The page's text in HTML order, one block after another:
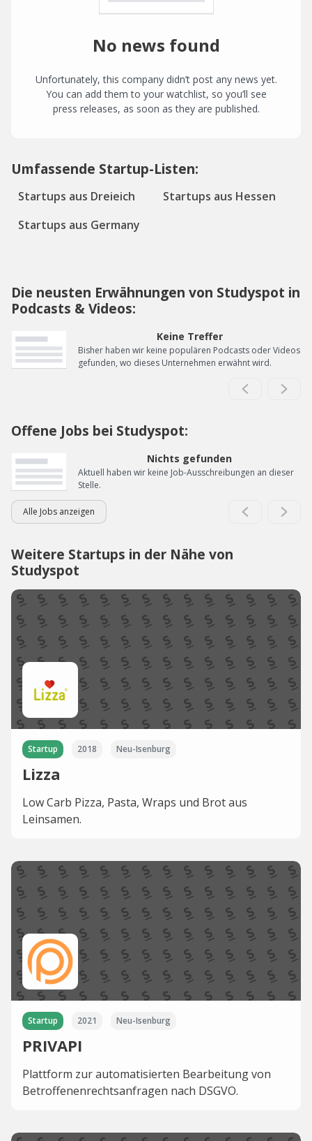
No news found
Unfortunately, this company didn’t post any news yet.
You can add them to your watchlist, so you’ll see
press releases, as soon as they are published.
Umfassende Startup-Listen:
Startups aus Dreieich
Startups aus Hessen
Startups aus Germany
Die neusten Erwähnungen von Studyspot in
Podcasts & Videos:
Keine Treffer
Bisher haben wir keine populären Podcasts oder Videos
gefunden, wo dieses Unternehmen erwähnt wird.
Offene Jobs bei Studyspot:
Nichts gefunden
Aktuell haben wir keine Job-Ausschreibungen an dieser
Stelle.
Alle Jobs anzeigen
Weitere Startups in der Nähe von
Studyspot
Startup 2018 Neu-Isenburg
Lizza
Low Carb Pizza, Pasta, Wraps und Brot aus
Leinsamen.
Startup 2021 Neu-Isenburg
PRIVAPI
Plattform zur automatisierten Bearbeitung von
Betroffenenrechtsanfragen nach DSGVO.